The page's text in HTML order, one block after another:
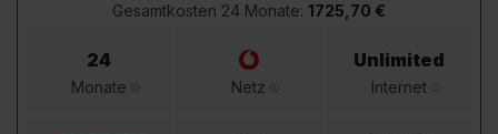
Gesamtkosten 24 Monate: 1725,70 €
24
Monate Netz
Unlimited
Internet